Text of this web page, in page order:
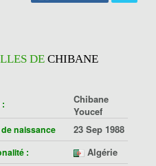
DE CHIBANE
Chibane
Youcef
de naissance 23 Sep 1988
: Algérie